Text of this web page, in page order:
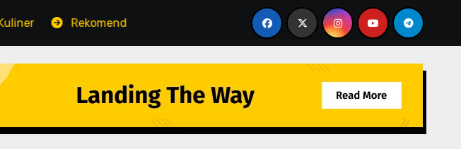
Jasa Cuci Karpet Berpengalaman untuk Rumah, Kantor, dan Area Komersial